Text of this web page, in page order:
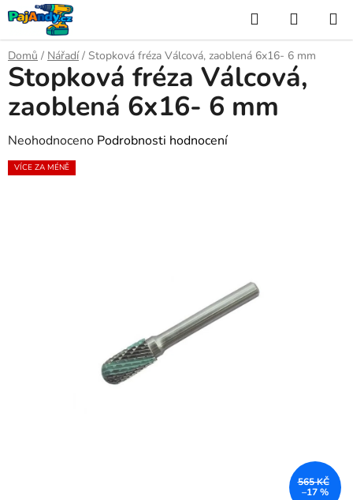
Přejít
na
obsah
Hledat
KOŠÍK
Domů / Nářadí / Stopková fréza Válcová, zaoblená 6x16- 6 mm
Stopková fréza Válcová,
zaoblená 6x16- 6 mm
Průměrné
hodnocení
Neohodnoceno Podrobnosti hodnocení
VÍCE ZA MÉNĚ
565 KČ
–17 %